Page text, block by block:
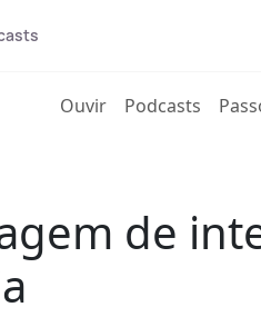
Ouvir(current)
Podcasts
de